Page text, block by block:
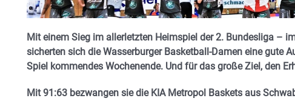
Mit einem Sieg im allerletzten Heimspiel der 2. Bundesliga –
sicherten sich die Wasserburger Basketball-Damen eine gute
Spiel kommendes Wochenende. Und für das große Ziel, den
Mit 91:63 bezwangen sie die KIA Metropol Baskets aus